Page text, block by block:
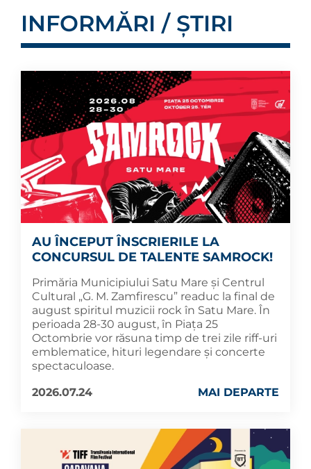
INFORMĂRI / ȘTIRI
AU ÎNCEPUT ÎNSCRIERILE LA
CONCURSUL DE TALENTE SAMROCK!
Primăria Municipiului Satu Mare și Centrul
Cultural „G. M. Zamfirescu” readuc la final de
august spiritul muzicii rock în Satu Mare. În
perioada 28-30 august, în Piața 25
Octombrie vor răsuna timp de trei zile riff-uri
emblematice, hituri legendare și concerte
spectaculoase.
2026.07.24
MAI DEPARTE